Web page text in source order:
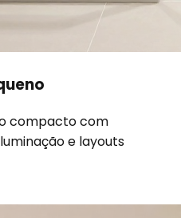
compacto com
e layouts